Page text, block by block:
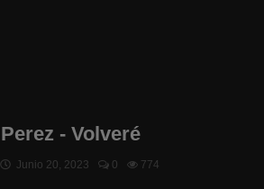
- Volveré
Junio 20, 2023 0 774